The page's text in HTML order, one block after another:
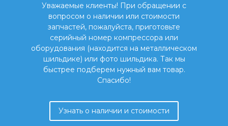
Уважаемые клиенты! При обращении с
вопросом о наличии или стоимости
запчастей, пожалуйста, приготовьте
серийный номер компрессора или
оборудования (находится на металлическом
шильдике) или фото шильдика. Так мы
быстрее подберем нужный вам товар.
Спасибо!
Узнать о наличии и стоимости